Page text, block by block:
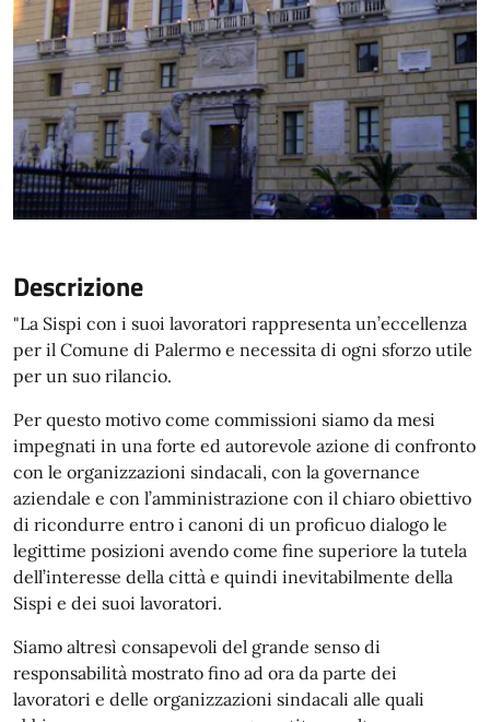
Descrizione
"La Sispi con i suoi lavoratori rappresenta un’eccellenza
per il Comune di Palermo e necessita di ogni sforzo utile
per un suo rilancio.
Per questo motivo come commissioni siamo da mesi
impegnati in una forte ed autorevole azione di confronto
con le organizzazioni sindacali, con la governance
aziendale e con l’amministrazione con il chiaro obiettivo
di ricondurre entro i canoni di un proficuo dialogo le
legittime posizioni avendo come fine superiore la tutela
dell’interesse della città e quindi inevitabilmente della
Sispi e dei suoi lavoratori.
Siamo altresì consapevoli del grande senso di
responsabilità mostrato fino ad ora da parte dei
lavoratori e delle organizzazioni sindacali alle quali